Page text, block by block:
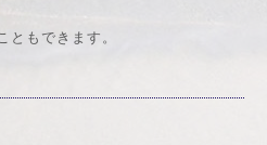
ともできます。